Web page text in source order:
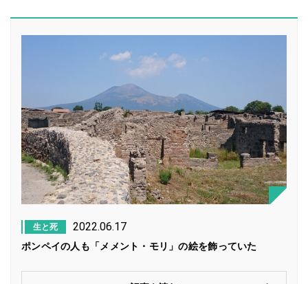
生と死 2022.06.17
ポンペイの人も「メメント・モリ」の絵を飾っていた